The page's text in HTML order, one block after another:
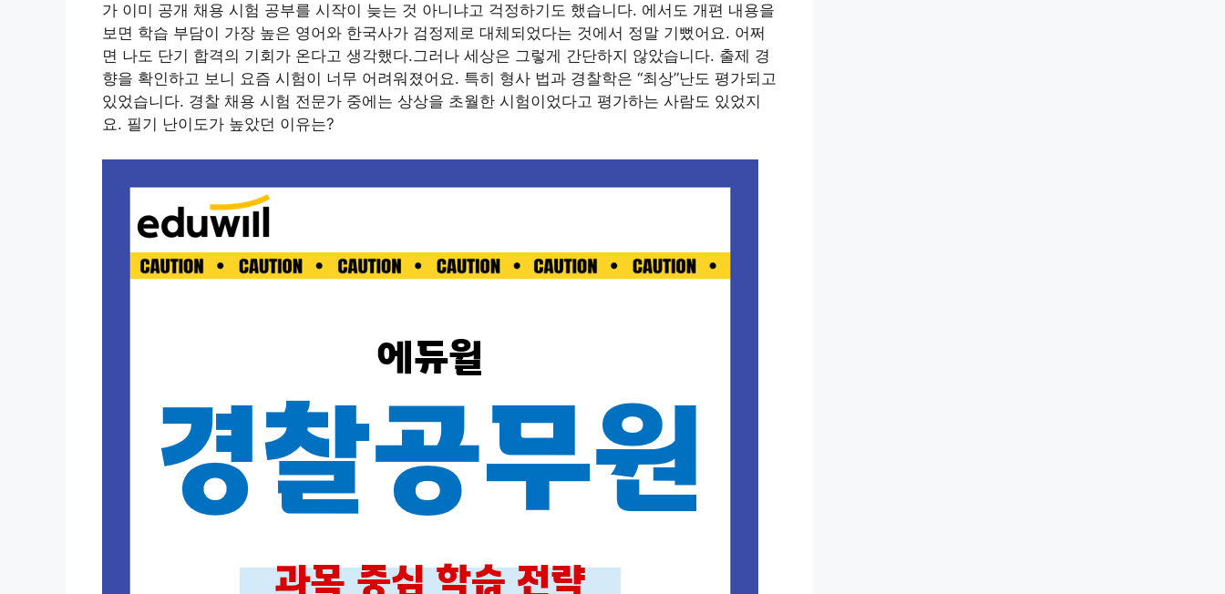
가 이미 공개 채용 시험 공부를 시작이 늦는 것 아니냐고 걱정하기도 했습니다. 에서도 개편 내용을
보면 학습 부담이 가장 높은 영어와 한국사가 검정제로 대체되었다는 것에서 정말 기뻤어요. 어쩌
면 나도 단기 합격의 기회가 온다고 생각했다.그러나 세상은 그렇게 간단하지 않았습니다. 출제 경
향을 확인하고 보니 요즘 시험이 너무 어려워졌어요. 특히 형사 법과 경찰학은 “최상”난도 평가되고
있었습니다. 경찰 채용 시험 전문가 중에는 상상을 초월한 시험이었다고 평가하는 사람도 있었지
요. 필기 난이도가 높았던 이유는?